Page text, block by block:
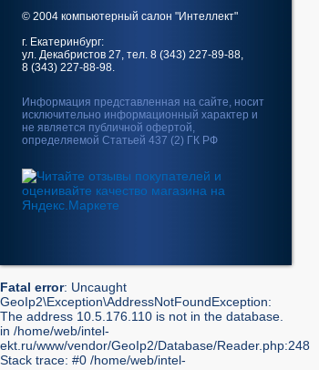
© 2004 компьютерный салон "Интеллект"
г. Екатеринбург:
ул. Декабристов 27, тел. 8 (343) 227-89-88,
8 (343) 227-88-98.
Информация представленная на сайте, носит
исключительно информационный характер и
не является публичной офертой,
определяемой Статьей 437 (2) ГК РФ
Fatal error: Uncaught
GeoIp2\Exception\AddressNotFoundException:
The address 10.5.176.110 is not in the database.
in /home/web/intel-
ekt.ru/www/vendor/GeoIp2/Database/Reader.php:248
Stack trace: #0 /home/web/intel-